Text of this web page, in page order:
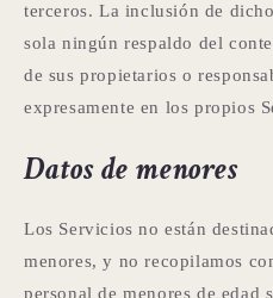
terceros. La inclusión de
sola ningún respaldo del
de sus propietarios o
expresamente en los propios
Datos de menores
Los Servicios no están
menores, y no recopilamos
personal de menores de edad